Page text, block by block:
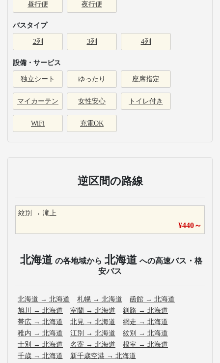
昼行便 夜行便
バスタイプ
2列 3列 4列
設備・サービス
独立シート ゆったり 座席指定
マイカーテン 女性安心 トイレ付き
WiFi 充電OK
逆区間の路線
紋別 → 滝上
¥440～
北海道 の各地域から 北海道 への高速バス・格
安バス
北海道 → 北海道 札幌 → 北海道 函館 → 北海道
旭川
→ 北海道 室蘭 → 北海道 釧路 → 北海道
帯広 → 北海道 北見 → 北海道 網走 → 北海道
稚内 → 北海道 江別 → 北海道 紋別 → 北海道
士別 → 北海道 名寄 → 北海道 根室 → 北海道
千歳 → 北海道 新千歳空港 → 北海道